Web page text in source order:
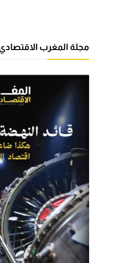
مجلة المغرب